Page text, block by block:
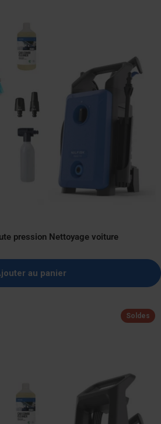
pression Nettoyage voiture
au panier
Soldes